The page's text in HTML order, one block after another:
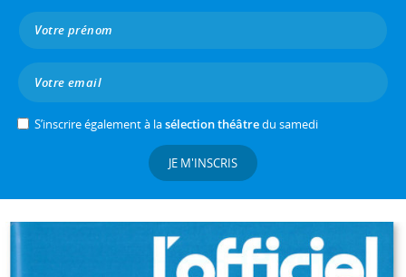
S’inscrire également à lasélection théâtredu samedi
JE M'INSCRIS